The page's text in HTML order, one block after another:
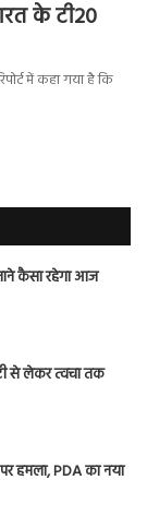
के टी20
में कहा गया है कि
कैसा रहेगा आज
से लेकर त्वचा तक
हमला, PDA का नया